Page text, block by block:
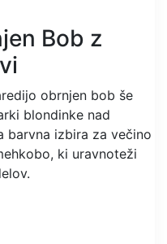
Bob z
obrnjen bob še
blondinke nad
barvna izbira za večino
ki uravnoteži